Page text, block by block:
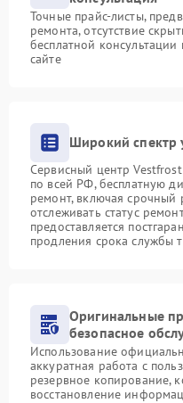
Точные прайс-листы,
ремонта, отсутствие
бесплатной
сайте
Широкий спектр
Сервисный центр Vestfrost
по всей РФ, бесплатную
ремонт, включая срочный
отслеживать статус
предоставляется
продления срока службы
Оригинальные
безопасное
Использование
аккуратная работа с
резервное копирование,
восстановление